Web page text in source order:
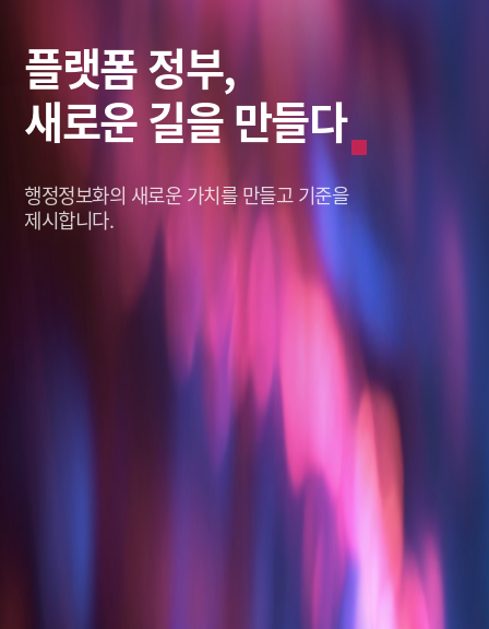
스마트 솔루션,
미래를 바라보다
창조적인 미래,솔리데오가 열어갑니다.
데이터로
그리는 혁신적인 미래
나를 새롭게 세상을 이롭게,Solideo Data.
플랫폼 정부,
새로운 길을 만들다
행정정보화의 새로운 가치를만들고 기준을
제시합니다.
미래를 바라보다
창조적인 미래,솔리데오가 열어갑니다.
그리는 혁신적인 미래
나를 새롭게 세상을 이롭게,Solideo Data.